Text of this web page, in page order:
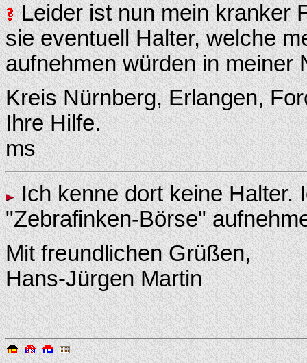
Leider ist nun mein kranker
sie eventuell Halter, welche
aufnehmen würden in meiner
Kreis Nürnberg, Erlangen,
Ihre Hilfe.
ms
Ich kenne dort keine
"Zebrafinken-Börse"
Mit freundlichen Grüßen,
Hans-Jürgen Martin